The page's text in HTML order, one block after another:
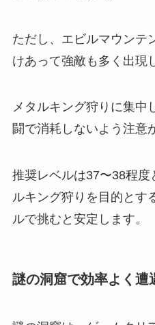
ただし、エビルマウンテ
けあって強敵も多く出現
メタルキング狩りに集中
闘で消耗しないよう注意
推奨レベルは37〜38程度
ルキング狩りを目的とす
ルで挑むと安定します。
謎の洞窟で効率よく遭